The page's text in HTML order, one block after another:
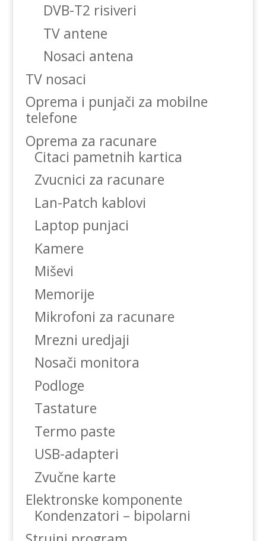
DVB-T2 risiveri
TV antene
Nosaci antena
TV nosaci
Oprema i punjači za mobilne
telefone
Oprema za racunare
Citaci pametnih kartica
Zvucnici za racunare
Lan-Patch kablovi
Laptop punjaci
Kamere
Miševi
Memorije
Mikrofoni za racunare
Mrezni uredjaji
Nosači monitora
Podloge
Tastature
Termo paste
USB-adapteri
Zvučne karte
Elektronske komponente
Kondenzatori – bipolarni